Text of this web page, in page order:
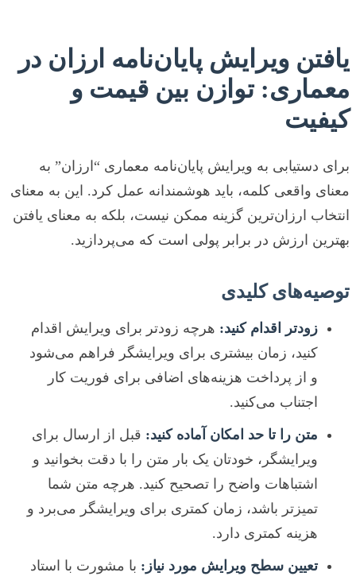
یافتن ویرایش پایان‌نامه ارزان در
معماری: توازن بین قیمت و
کیفیت
برای دستیابی به ویرایش پایان‌نامه معماری “ارزان” به
معنای واقعی کلمه، باید هوشمندانه عمل کرد. این به معنای
انتخاب ارزان‌ترین گزینه ممکن نیست، بلکه به معنای یافتن
بهترین ارزش در برابر پولی است که می‌پردازید.
توصیه‌های کلیدی
زودتر اقدام کنید: هرچه زودتر برای ویرایش اقدام
کنید، زمان بیشتری برای ویرایشگر فراهم می‌شود
و از پرداخت هزینه‌های اضافی برای فوریت کار
اجتناب می‌کنید.
متن را تا حد امکان آماده کنید: قبل از ارسال برای
ویرایشگر، خودتان یک بار متن را با دقت بخوانید و
اشتباهات واضح را تصحیح کنید. هرچه متن شما
تمیزتر باشد، زمان کمتری برای ویرایشگر می‌برد و
هزینه کمتری دارد.
تعیین سطح ویرایش مورد نیاز: با مشورت با استاد